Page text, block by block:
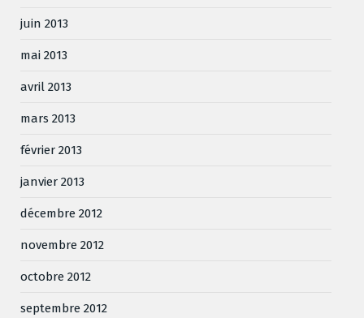
juin 2013
mai 2013
avril 2013
mars 2013
février 2013
janvier 2013
décembre 2012
novembre 2012
octobre 2012
septembre 2012